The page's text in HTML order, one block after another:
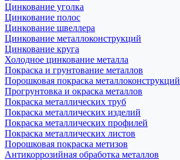
Цинкование уголка
Цинкование полос
Цинкование швеллера
Цинкование металлоконструкций
Цинкование круга
Холодное цинкование металла
Покраска и грунтование металлов
Порошковая покраска металлоконструкций
Прогрунтовка и окраска металлов
Покраска металлических труб
Покраска металлических изделий
Покраска металлических профилей
Покраска металлических листов
Порошковая покраска метизов
Антикоррозийная обработка металлов